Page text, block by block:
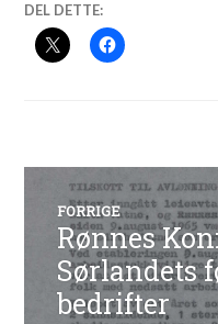
DEL DETTE:
FORRIGE
Forrige
innlegg:
Rønnes
Sørlandets
bedrifter